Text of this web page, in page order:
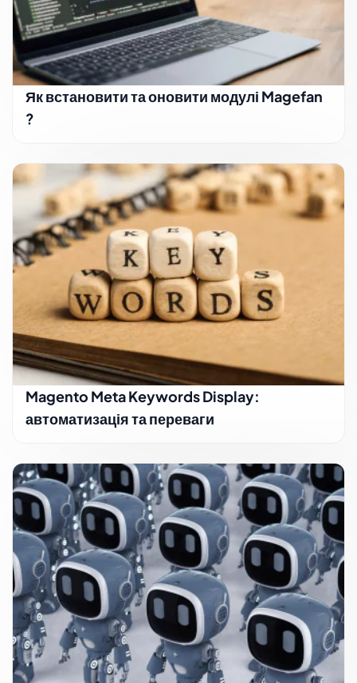
Як встановити та оновити модулі Magefan
?
Magento Meta Keywords Display:
автоматизація та переваги